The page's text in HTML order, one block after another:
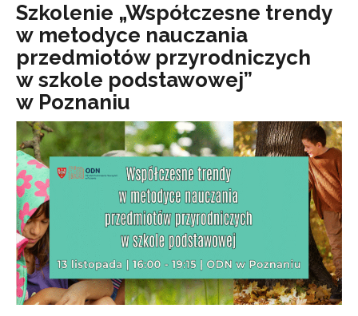
Szkolenie „Współczesne trendy
w metodyce nauczania
przedmiotów przyrodniczych
w szkole podstawowej”
w Poznaniu